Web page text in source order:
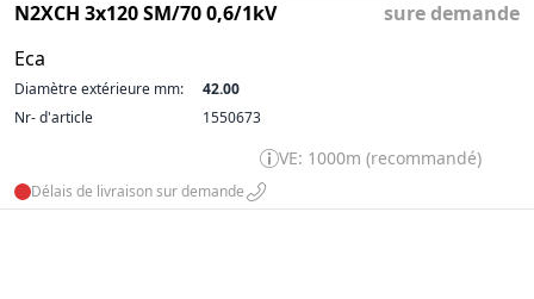
N2XCH 3x120 SM/70 0,6/1kV
Eca
sure demande
Diamètre extérieure mm:
42.00
Nr- d'article
1550673
VE: 1000m (recommandé)
Délais de livraison sur demande